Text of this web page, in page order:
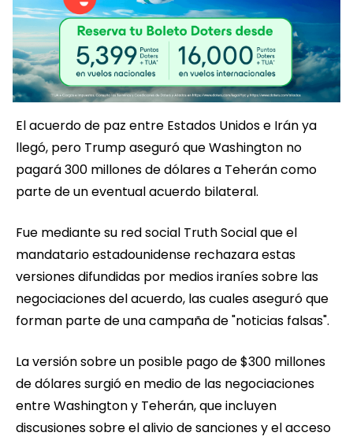
El acuerdo de paz entre Estados Unidos e Irán ya
llegó, pero Trump aseguró que Washington no
pagará 300 millones de dólares a Teherán como
parte de un eventual acuerdo bilateral.
Fue mediante su red social Truth Social que el
mandatario estadounidense rechazara estas
versiones difundidas por medios iraníes sobre las
negociaciones del acuerdo, las cuales aseguró que
forman parte de una campaña de "noticias falsas".
La versión sobre un posible pago de $300 millones
de dólares surgió en medio de las negociaciones
entre Washington y Teherán, que incluyen
discusiones sobre el alivio de sanciones y el acceso